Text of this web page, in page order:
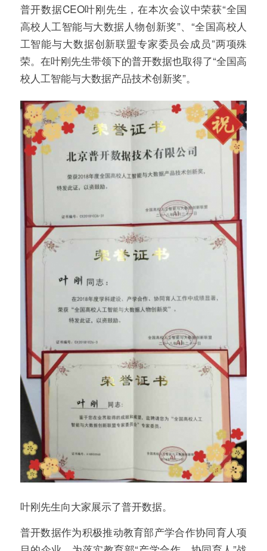
普开数据CEO叶刚先生，在本次会议中荣获“全国
高校人工智能与大数据人物创新奖”、“全国高校人
工智能与大数据创新联盟专家委员会成员”两项殊
荣。在叶刚先生带领下的普开数据也取得了“全国高
校人工智能与大数据产品技术创新奖”。
叶刚先生向大家展示了普开数据。
普开数据作为积极推动教育部产学合作协同育人项